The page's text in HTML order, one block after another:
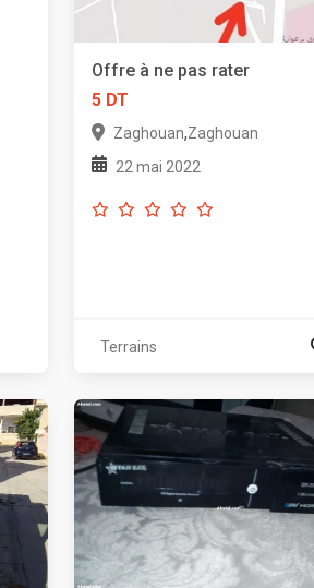
Offre à ne pas rater
5 DT
Zaghouan,Zaghouan
22 mai 2022
Terrains